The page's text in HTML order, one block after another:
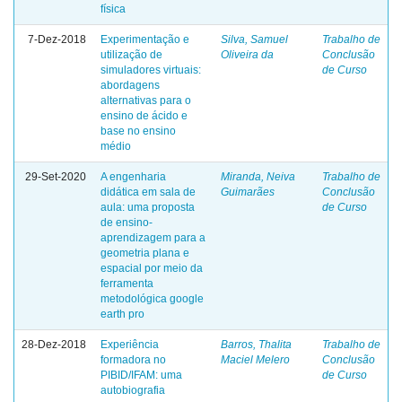
física
7-Dez-2018
Experimentação e
utilização de
simuladores virtuais:
abordagens
alternativas para o
ensino de ácido e
base no ensino
médio
Silva, Samuel
Oliveira da
Trabalho de
Conclusão
de Curso
29-Set-2020
A engenharia
didática em sala de
aula: uma proposta
de ensino-
aprendizagem para a
geometria plana e
espacial por meio da
ferramenta
metodológica google
earth pro
Miranda, Neiva
Guimarães
Trabalho de
Conclusão
de Curso
28-Dez-2018
Experiência
formadora no
PIBID/IFAM: uma
autobiografia
Barros, Thalita
Maciel Melero
Trabalho de
Conclusão
de Curso